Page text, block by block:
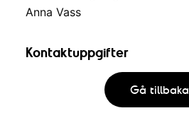
Anna Vass
Kontaktuppgifter
Gå tillbaka